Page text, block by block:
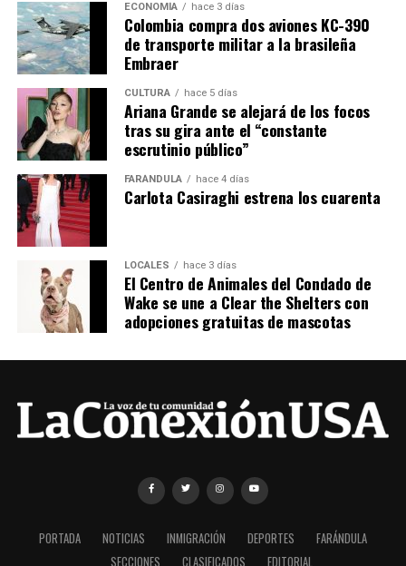
ECONOMÍA hace 3 días
Colombia compra dos aviones KC-390
de transporte militar a la brasileña
Embraer
CULTURA hace 5 días
Ariana Grande se alejará de los focos
tras su gira ante el “constante
escrutinio público”
FARÁNDULA hace 4 días
Carlota Casiraghi estrena los cuarenta
LOCALES hace 3 días
El Centro de Animales del Condado de
Wake se une a Clear the Shelters con
adopciones gratuitas de mascotas
PORTADA NOTICIAS INMIGRACIÓN DEPORTES
FARÁNDULA
SECCIONES
CLASIFICADOS EDITORIAL